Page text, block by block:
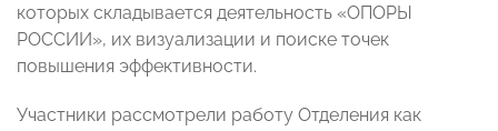
которых складывается деятельность «ОПОРЫ
РОССИИ», их визуализации и поиске точек
повышения эффективности.
Участники рассмотрели работу Отделения как